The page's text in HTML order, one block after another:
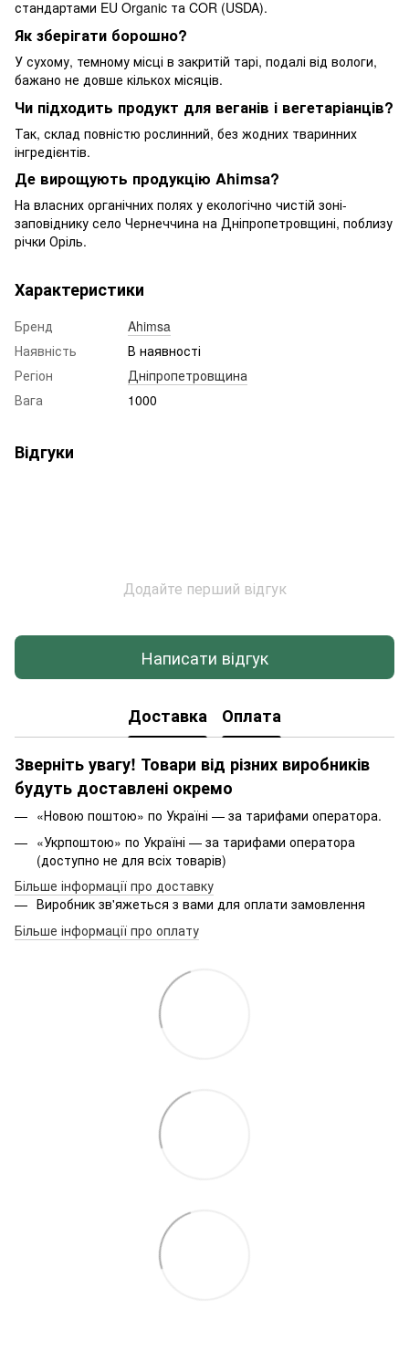
стандартами EU Organic та COR (USDA).
Як зберігати борошно?
У сухому, темному місці в закритій тарі, подалі від вологи,
бажано не довше кількох місяців.
Чи підходить продукт для веганів і вегетаріанців?
Так, склад повністю рослинний, без жодних тваринних
інгредієнтів.
Де вирощують продукцію Ahimsa?
На власних органічних полях у екологічно чистій зоні-
заповіднику село Чернеччина на Дніпропетровщині, поблизу
річки Оріль.
Характеристики
Бренд
Ahimsa
Наявність
В наявності
Регіон
Дніпропетровщина
Вага
1000
Відгуки
Додайте перший відгук
Написати відгук
Доставка Оплата
Зверніть увагу! Товари від різних виробників
будуть доставлені окремо
«Новою поштою» по Україні — за тарифами оператора.
«Укрпоштою» по Україні — за тарифами оператора
(доступно не для всіх товарів)
Більше інформації про доставку
Виробник зв'яжеться з вами для оплати замовлення
Більше інформації про оплату